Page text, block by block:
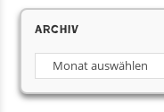
Archiv